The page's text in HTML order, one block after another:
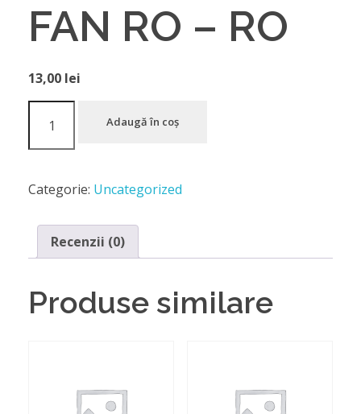
FAN RO – RO
13,00 lei
Adaugă în coș
Categorie: Uncategorized
Recenzii (0)
Produse similare